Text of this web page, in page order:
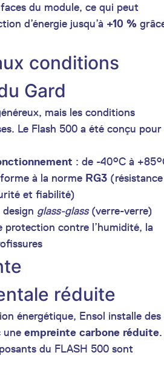
du module, ce qui peut
d’énergie jusqu’à +10 %
conditions
Gard
mais les conditions
Le Flash 500 a été conçu pour
: de -40°C à
à la norme RG3
et fiabilité)
design glass-glass(verre-verre)
protection contre l’humidité, la
réduite
énergétique, Ensol installe des
une empreinte carbone réduite.
du FLASH 500 sont